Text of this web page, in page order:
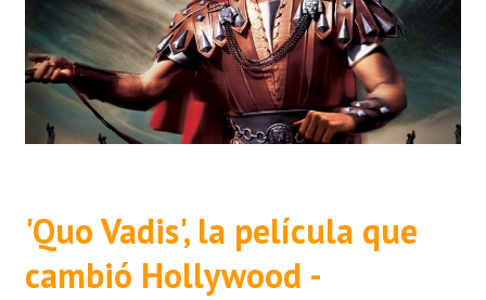
'Quo Vadis', la película que
cambió Hollywood -